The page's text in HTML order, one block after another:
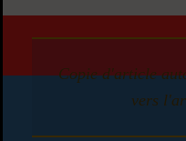
Copie d'article
vers